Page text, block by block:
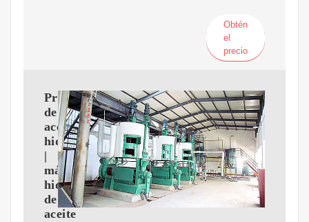
Obtén
el
precio
Prensa
de
aceite
hidráulica
|
máquina
hidráulica
de
aceite